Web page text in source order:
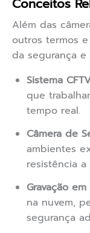
Conceitos
Além das
outros termos
da segurança e
Sistema
que
tempo real.
Câmera de
ambientes
resistência
Gravação em
na nuvem,
segurança